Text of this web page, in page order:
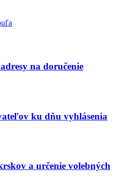
na doručenie
ku dňu vyhlásenia
a určenie volebných